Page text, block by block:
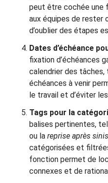
peut être cochée une
aux équipes de rester
d’oublier des étapes
Dates d’échéance
fixation d’échéances
calendrier des tâches,
échéances à venir
le travail et d’éviter
Tags pour la
balises pertinentes,
ou la reprise après
catégorisées et
fonction permet de
connexes et de